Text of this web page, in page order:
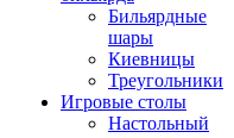
Бильярдные
шары
Киевницы
Треугольники
Игровые столы
Настольный